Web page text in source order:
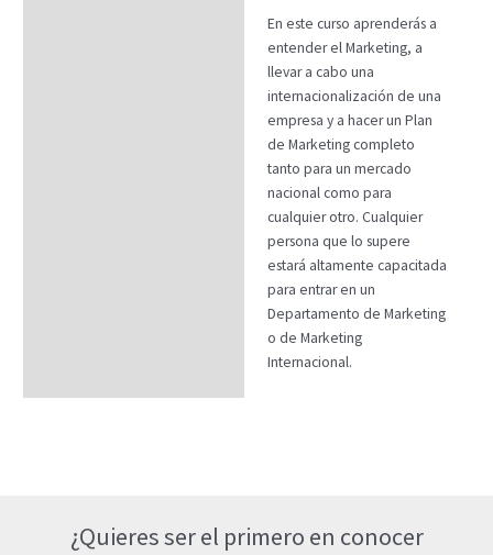
En este curso aprenderás a
entender el Marketing, a
llevar a cabo una
internacionalización de una
empresa y a hacer un Plan
de Marketing completo
tanto para un mercado
nacional como para
cualquier otro. Cualquier
persona que lo supere
estará altamente capacitada
para entrar en un
Departamento de Marketing
o de Marketing
Internacional.
¿Quieres ser el primero en conocer